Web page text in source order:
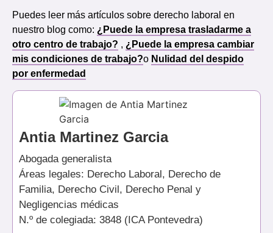
Puedes leer más artículos sobre derecho laboral en
nuestro blog como: ¿Puede la empresa trasladarme a
otro centro de trabajo? , ¿Puede la empresa cambiar
mis condiciones de trabajo?o Nulidad del despido
por enfermedad
Antia Martinez Garcia
Abogada generalista
Áreas legales: Derecho Laboral, Derecho de
Familia, Derecho Civil, Derecho Penal y
Negligencias médicas
N.º de colegiada: 3848 (ICA Pontevedra)